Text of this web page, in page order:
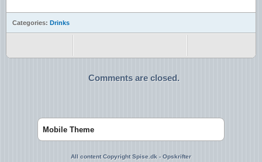
Categories: Drinks
Comments are closed.
Mobile Theme
All content Copyright Spise.dk - Opskrifter